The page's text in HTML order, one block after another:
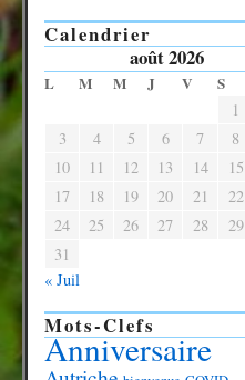
Calendrier
août 2026
L M M J V S
1
3
4 5 6 7 8
10
11 12 13 14 15
17
18 19 20 21 22
24
25 26 27 28 29
31
« Juil
Mots-Clefs
Anniversaire